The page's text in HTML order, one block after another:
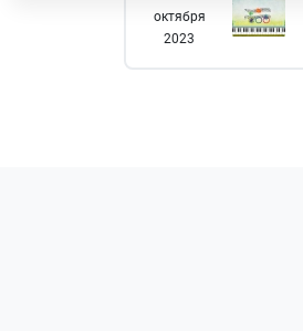
октября
2023